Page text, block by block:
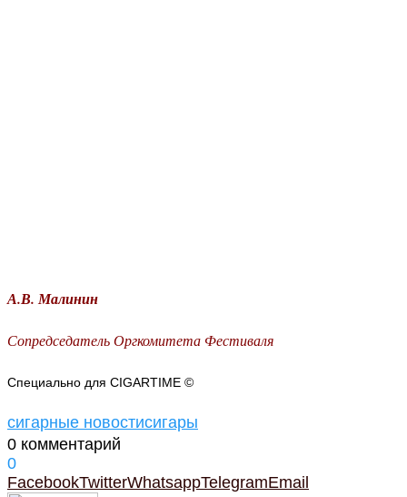
А.В. Малинин
Сопредседатель Оргкомитета Фестиваля
Специально для CIGARTIME ©
сигарные новостисигары
0 комментарий
0
FacebookTwitterWhatsappTelegramEmail